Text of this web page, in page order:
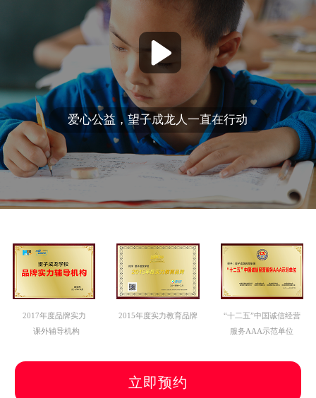
爱心公益，望子成龙人一直在行动
2017年度品牌实力
课外辅导机构
2015年度实力教育品牌
“十二五”中国诚信经营
服务AAA示范单位
立即预约